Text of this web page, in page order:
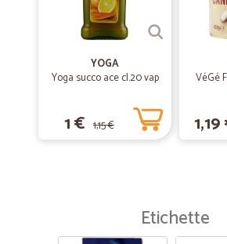
YOGA
Yoga succo ace cl.20 vap
1 € 1,15 €
VéGé
Etichette